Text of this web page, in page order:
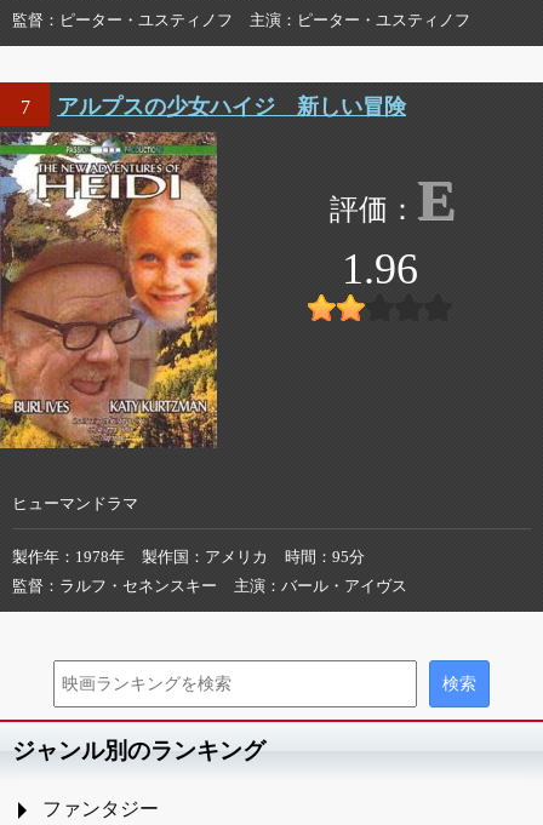
監督
ピーター・ユスティノフ 主演 ピーター・ユスティノフ
7 アルプスの少女ハイジ 新しい冒険
E
1.96
ヒューマンドラマ
製作年 1978年 製作国 アメリカ 時間
95分
監督
ラルフ・セネンスキー 主演 バール・アイヴス
ジャンル別のランキング
ファンタジー